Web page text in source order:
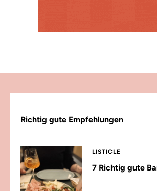
Richtig gute Empfehlungen
LISTICLE
7 Richtig gute